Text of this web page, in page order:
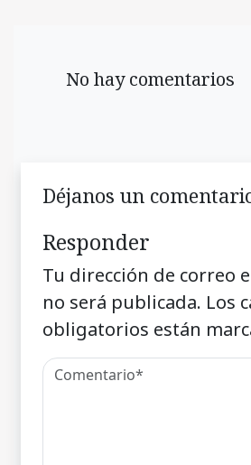
No hay comentarios
Déjanos un
Responder
Tu dirección de correo
no será publicada. Los
obligatorios están